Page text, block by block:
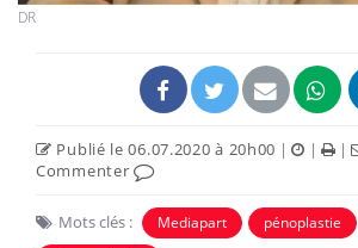
DR
Publié le 06.07.2020 à 20h00 | | |
Commenter
Mots clés : Mediapart pénoplastie